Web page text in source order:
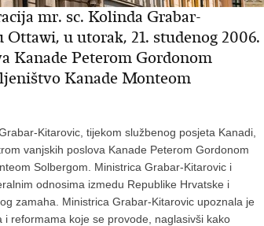
mr. sc. Kolinda Grabar-
u utorak, 21. studenog 2006.
Kanade Peterom Gordonom
Kanade Monteom
Kitarovic, tijekom službenog posjeta Kanadi,
vanjskih poslova Kanade Peterom Gordonom
Solbergom. Ministrica Grabar-Kitarovic i
odnosima izmedu Republike Hrvatske i
zamaha. Ministrica Grabar-Kitarovic upoznala je
reformama koje se provode, naglasivši kako